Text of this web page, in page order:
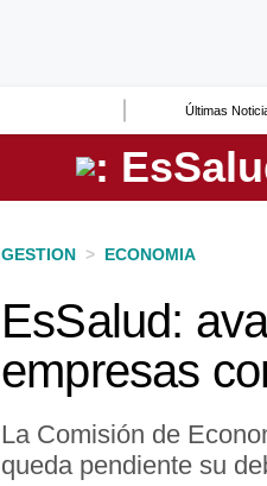
Últimas
GESTION > ECONOMIA
EsSalud:
empresas
La Comisión de
queda pendiente su